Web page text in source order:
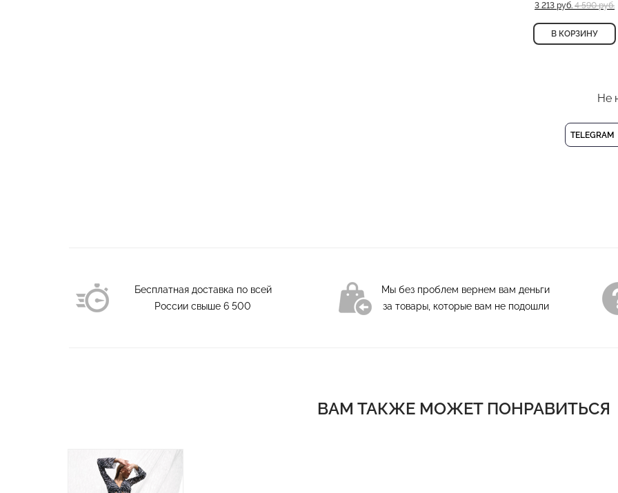
3 213 руб. 4 590 руб.
В КОРЗИНУ
Не
TELEGRAM
Бесплатная доставка по всей
России свыше 6 500
Мы без проблем вернем вам деньги
за товары, которые вам не подошли
ВАМ ТАКЖЕ МОЖЕТ ПОНРАВИТЬСЯ